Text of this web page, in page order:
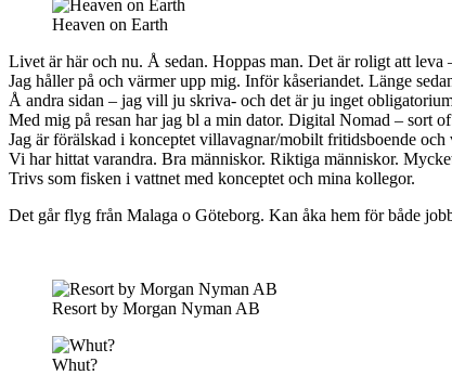
Heaven on Earth
Livet är här och nu. Å sedan. Hoppas man. Det är roligt att
Jag håller på och värmer upp mig. Inför kåseriandet. Länge
Å andra sidan – jag vill ju skriva- och det är ju inget
Med mig på resan har jag bl a min dator. Digital Nomad – sort
Jag är förälskad i konceptet villavagnar/mobilt fritidsboende
Vi har hittat varandra. Bra människor. Riktiga människor.
Trivs som fisken i vattnet med konceptet och mina kollegor.
Det går flyg från Malaga o Göteborg. Kan åka hem för både
Resort by Morgan Nyman AB
Whut?